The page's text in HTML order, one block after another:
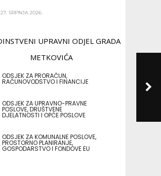
27. SRPNJA 2026.
ODSJEK ZA PRORAČUN,
RAČUNOVODSTVO I FINANCIJE
ODSJEK ZA UPRAVNO-PRAVNE
POSLOVE, DRUŠTVENE
DJELATNOSTI I OPĆE POSLOVE
ODSJEK ZA KOMUNALNE POSLOVE,
PROSTORNO PLANIRANJE,
GOSPODARSTVO I FONDOVE EU